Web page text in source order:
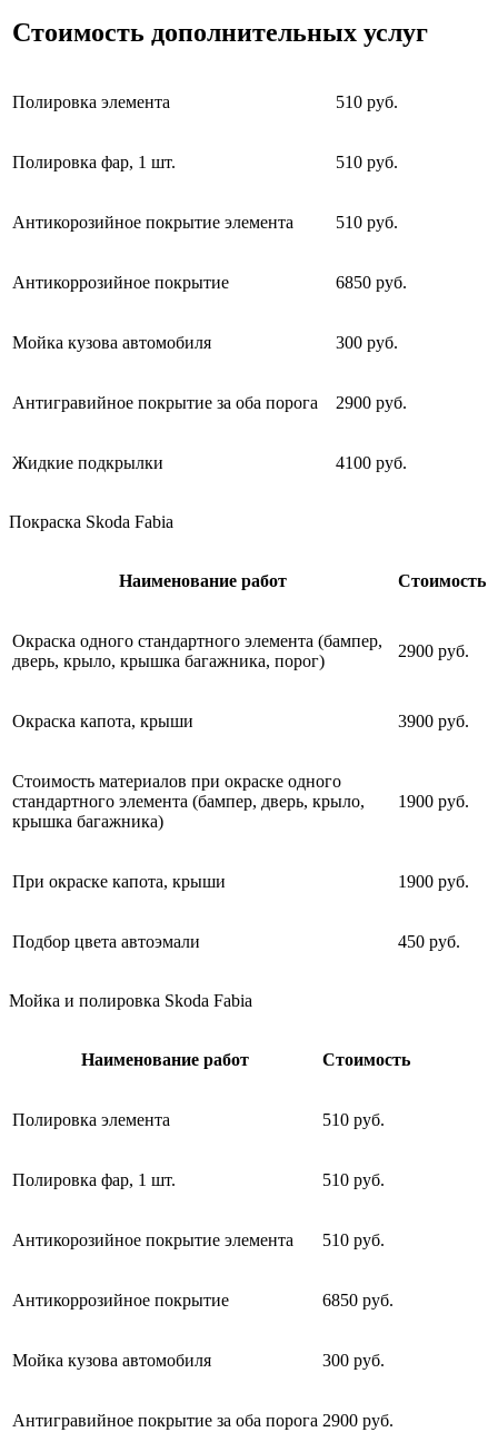
Стоимость дополнительных услуг
Полировка элемента 510 руб.
Полировка фар, 1 шт. 510 руб.
Антикорозийное покрытие элемента 510 руб.
Антикоррозийное покрытие 6850 руб.
Мойка кузова автомобиля 300 руб.
Антигравийное покрытие за оба порога 2900 руб.
Жидкие подкрылки 4100 руб.
Покраска Skoda Fabia
Наименование работ Стоимость
Окраска одного стандартного элемента (бампер,
дверь, крыло, крышка багажника, порог)
2900 руб.
Окраска капота, крыши 3900 руб.
Стоимость материалов при окраске одного
стандартного элемента (бампер, дверь, крыло,
крышка багажника)
1900 руб.
При окраске капота, крыши 1900 руб.
Подбор цвета автоэмали 450 руб.
Мойка и полировка Skoda Fabia
Наименование работ Стоимость
Полировка элемента 510 руб.
Полировка фар, 1 шт. 510 руб.
Антикорозийное покрытие элемента 510 руб.
Антикоррозийное покрытие 6850 руб.
Мойка кузова автомобиля 300 руб.
Антигравийное покрытие за оба порога 2900 руб.